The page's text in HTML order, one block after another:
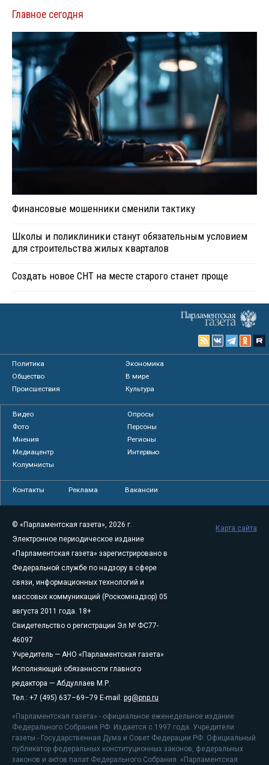
Главное сегодня
Финансовые мошенники сменили тактику
Школы и поликлиники станут обязательным условием
для строительства жилых кварталов
Создать новое СНТ на месте старого станет проще
Политика
Экономика
Общество
В мире
Происшествия
Культура
Видео
Опросы
Фото
Персоны
Мнения
Регионы
Медиацентр
Интервью
Колумнисты
Контакты Реклама Вакансии
© «Парламентская газета», 2026 г.
Электронное периодическое издание
«Парламентская газета» зарегистрировано в
Федеральной службе по надзору в сфере
связи, информационных технологий и
массовых коммуникаций (Роскомнадзор) 05
августа 2011 года. 18+
Свидетельство о регистрации Эл № ФС77-
46097
Учредитель — АНО «Парламентская газета»
Исполняющий обязанности главного
редактора — Абдуллаев М.Р.
Тел.: +7 (495) 637–69–79 E-mail: pg@pnp.ru
«Парламентская газета» - официальное еженедельное издание
Федерального Собрания РФ. Издается с 1997 года. Учредители
газеты - Государственная Дума и Совет Федерации РФ. Официальный
публикатор федеральных конституционных законов, федеральных
законов и актов палат Федерального Собрания. «Парламентская
Карта сайта